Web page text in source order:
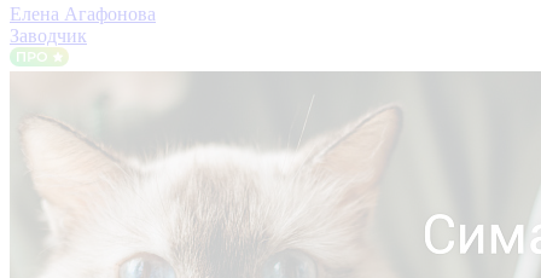
Елена Агафонова
Заводчик